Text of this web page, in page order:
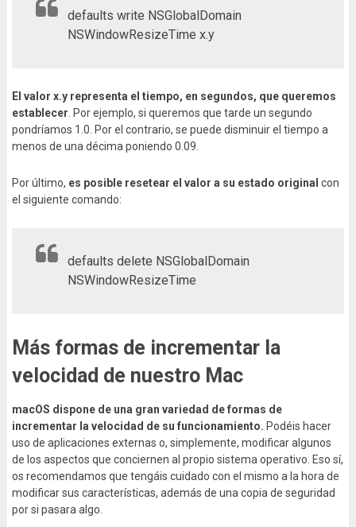
defaults write NSGlobalDomain
NSWindowResizeTime x.y
El valor x.y representa el tiempo, en segundos, que queremos
establecer . Por ejemplo, si queremos que tarde un segundo
pondríamos 1.0. Por el contrario, se puede disminuir el tiempo a
menos de una décima poniendo 0.09.
Por último, es posible resetear el valor a su estado original con
el siguiente comando:
defaults delete NSGlobalDomain
NSWindowResizeTime
Más formas de incrementar la
velocidad de nuestro Mac
macOS dispone de una gran variedad de formas de
incrementar la velocidad de su funcionamiento. Podéis hacer
uso de aplicaciones externas o, simplemente, modificar algunos
de los aspectos que conciernen al propio sistema operativo. Eso sí,
os recomendamos que tengáis cuidado con el mismo a la hora de
modificar sus características, además de una copia de seguridad
por si pasara algo.